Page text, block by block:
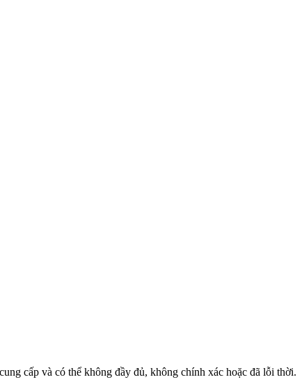
cấp và có thể không đầy đủ, không chính xác hoặc đã lỗi thời.